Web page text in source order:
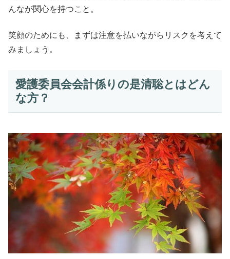
んなが関心を持つこと。
笑顔のためにも、まずは注意を払いながらリスクを考えて
みましょう。
愛護委員会会計係りの是清聡とはどん
な方？